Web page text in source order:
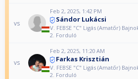
vs
Feb 2, 2025, 1:42 PM
Sándor Lukácsi
V. FEBSE "C" Ligás (Amatőr)
2. Forduló
vs
Feb 2, 2025, 11:20 AM
Farkas Krisztián
V. FEBSE "C" Ligás (Amatőr)
2. Forduló